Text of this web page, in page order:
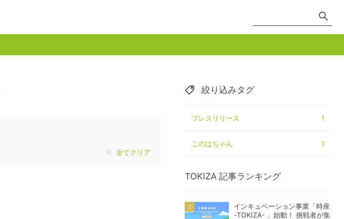
全てクリア
絞り込みタグ
プレスリリース 1
このはちゃん 1
TOKIZA 記事ランキング
インキュベーション事業「時座
-TOKIZA- 」始動！ 挑戦者が集